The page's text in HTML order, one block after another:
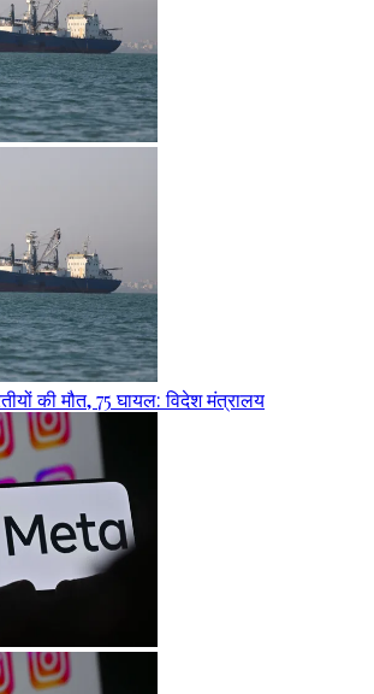
की मौत, 75 घायल: विदेश मंत्रालय